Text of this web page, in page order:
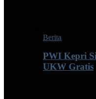
Berita
PWI Kepri
UKW Gratis